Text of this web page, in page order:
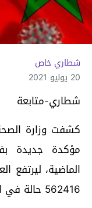
شطاري خاص
20 يوليو 2021
شطاري-متابعة
الماضية، ليرتفع
562416 حالة في المغرب.